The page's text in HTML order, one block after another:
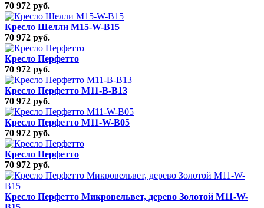
70 972 руб.
Кресло Шелли M15-W-B15
70 972 руб.
Кресло Перфетто
70 972 руб.
Кресло Перфетто M11-B-B13
70 972 руб.
Кресло Перфетто M11-W-B05
70 972 руб.
Кресло Перфетто
70 972 руб.
Кресло Перфетто Микровельвет, дерево Золотой M11-W-